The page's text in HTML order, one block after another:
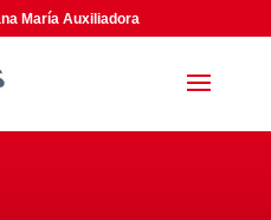
María Auxiliadora